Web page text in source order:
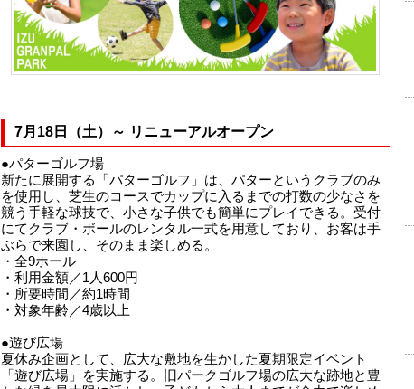
7月18日（土）～ リニューアルオープン
●パターゴルフ場
新たに展開する「パターゴルフ」は、パターというクラブのみ
を使用し、芝生のコースでカップに入るまでの打数の少なさを
競う手軽な球技で、小さな子供でも簡単にプレイできる。受付
にてクラブ・ボールのレンタル一式を用意しており、お客は手
ぶらで来園し、そのまま楽しめる。
・全9ホール
・利用金額／1人600円
・所要時間／約1時間
・対象年齢／4歳以上
●遊び広場
夏休み企画として、広大な敷地を生かした夏期限定イベント
「遊び広場」を実施する。旧パークゴルフ場の広大な跡地と豊